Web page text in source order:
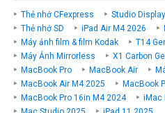
Thẻ nhớ CFexpress Studio
Thẻ nhớ SD
iPad Air M4 2026
Máy ảnh film & film Kodak
T14
Máy Ảnh Mirrorless
X1 Carbon
MacBook Pro
MacBook Air
MacBook Air M4 2025
MacBook
MacBook Pro 16in M4 2024
iMac